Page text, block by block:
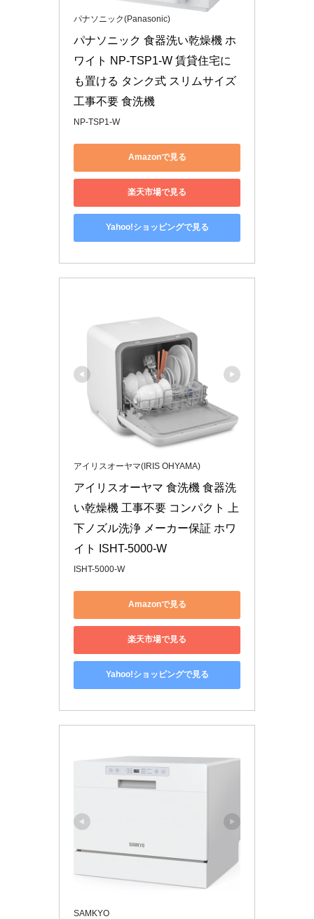
パナソニック(Panasonic)
パナソニック 食器洗い乾燥機 ホ
ワイト NP-TSP1-W 賃貸住宅に
も置ける タンク式 スリムサイズ
工事不要 食洗機
NP-TSP1-W
Amazonで見る
楽天市場で見る
Yahoo!ショッピングで見る
アイリスオーヤマ(IRIS OHYAMA)
アイリスオーヤマ 食洗機 食器洗
い乾燥機 工事不要 コンパクト 上
下ノズル洗浄 メーカー保証 ホワ
イト ISHT-5000-W
ISHT-5000-W
Amazonで見る
楽天市場で見る
Yahoo!ショッピングで見る
SAMKYO